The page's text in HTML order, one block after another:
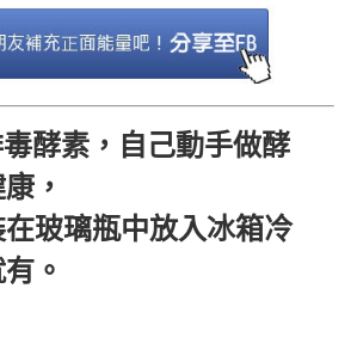
酵素，自己動手做酵
，
玻璃瓶中放入冰箱冷
。